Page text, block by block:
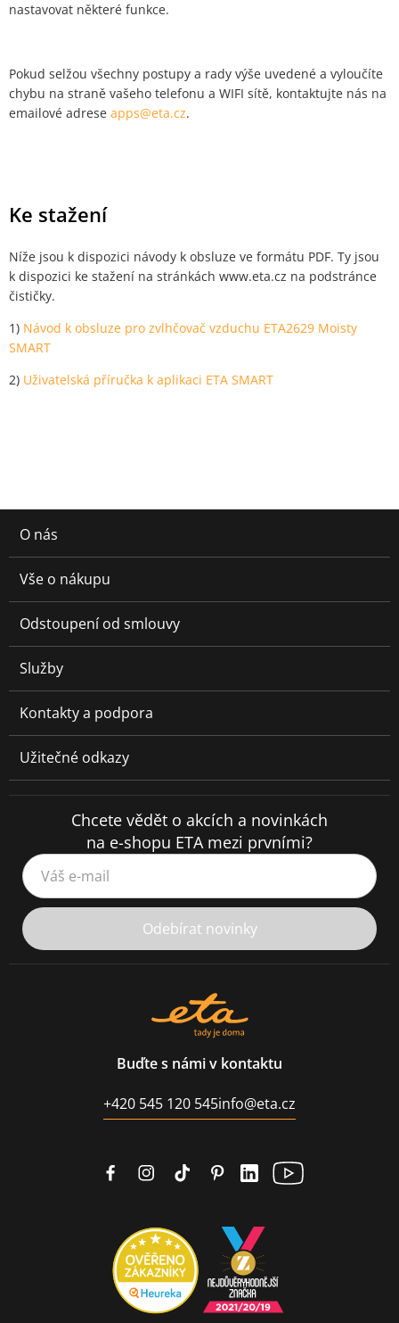
nastavovat některé funkce.
Pokud selžou všechny postupy a rady výše uvedené a vyloučíte
chybu na straně vašeho telefonu a WIFI sítě, kontaktujte nás na
emailové adrese apps@eta.cz.
Ke stažení
Níže jsou k dispozici návody k obsluze ve formátu PDF. Ty jsou
k dispozici ke stažení na stránkách www.eta.cz na podstránce
čističky.
1) Návod k obsluze pro zvlhčovač vzduchu ETA2629 Moisty
SMART
2) Uživatelská příručka k aplikaci ETA SMART
O nás
Vše o nákupu
Odstoupení od smlouvy
Služby
Kontakty a podpora
Užitečné odkazy
Chcete vědět o akcích a novinkách
na e-shopu ETA mezi prvními?
Váš e-mail
Odebírat novinky
Buďte s námi v kontaktu
+420 545 120 545info@eta.cz